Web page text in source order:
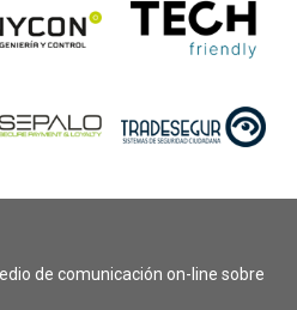
de comunicación on-line sobre